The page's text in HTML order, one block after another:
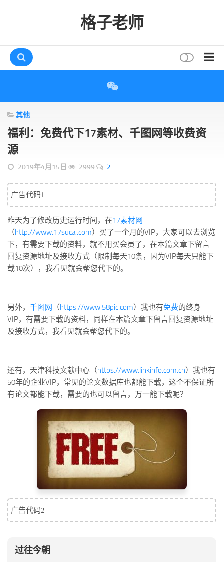
格子老师
互动
评论
打赏
唠叨
读者
存档
标签
论坛
论坛搜索
博客树
精品域名
其他
福利：免费代下17素材、千图网等收费资
源
2019年4月15日 2999 2
广告代码1
昨天为了修改历史运行时间，在17素材网
（http://www.17sucai.com）买了一个月的VIP，大家可以去浏览
下，有需要下载的资料，就不用买会员了，在本篇文章下留言
回复资源地址及接收方式（限制每天10条，因为VIP每天只能下
载10次），我看见就会帮您代下的。
另外， 千图网 （https://www.58pic.com）我也有免费的终身
VIP，有需要下载的资料，同样在本篇文章下留言回复资源地址
及接收方式，我看见就会帮您代下的。
还有，天津科技文献中心（https://www.linkinfo.com.cn）我也有
50年的企业VIP，常见的论文数据库也都能下载，这个不保证所
有论文都能下载，需要的也可以留言，万一能下载呢？
广告代码2
过往今朝